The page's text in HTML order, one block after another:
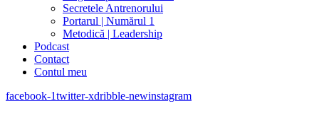
Secretele Antrenorului
Portarul | Numărul 1
Metodică | Leadership
Podcast
Contact
Contul meu
facebook-1twitter-xdribble-newinstagram